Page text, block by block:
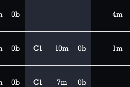
0b 4m
0b C1 10m 0b 1m
0b C1 7m 0b